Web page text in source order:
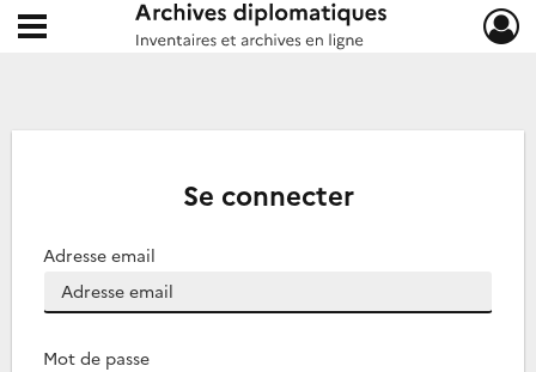
Archives diplomatiques
Ouvrir le menu déroulant
Se connecter
Adresse email
Mot de passe